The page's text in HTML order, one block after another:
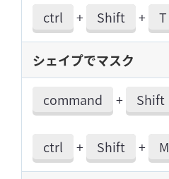
ctrl + Shift + T
シェイプでマスク
command + Shift
ctrl + Shift + M